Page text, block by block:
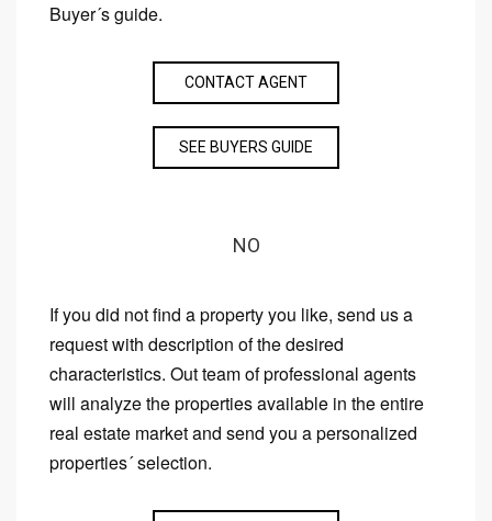
Buyer´s guide.
CONTACT AGENT
SEE BUYERS GUIDE
NO
If you did not find a property you like, send us a
request with description of the desired
characteristics. Out team of professional agents
will analyze the properties available in the entire
real estate market and send you a personalized
properties´ selection.